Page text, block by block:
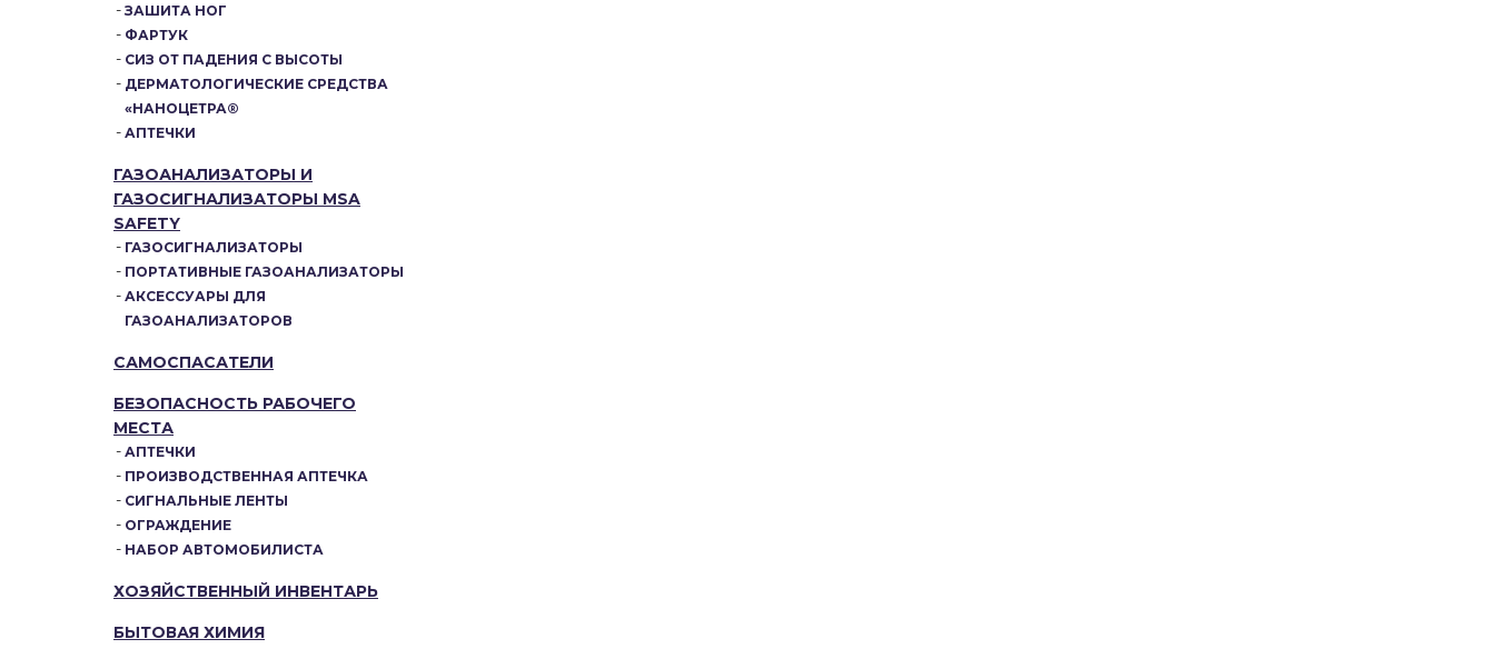
ЗАШИТА НОГ
ФАРТУК
СИЗ ОТ ПАДЕНИЯ С ВЫСОТЫ
ДЕРМАТОЛОГИЧЕСКИЕ СРЕДСТВА
«НАНОЦЕТРА®
АПТЕЧКИ
ГАЗОАНАЛИЗАТОРЫ И
ГАЗОСИГНАЛИЗАТОРЫ MSA
SAFETY
ГАЗОСИГНАЛИЗАТОРЫ
ПОРТАТИВНЫЕ ГАЗОАНАЛИЗАТОРЫ
АКСЕССУАРЫ ДЛЯ
ГАЗОАНАЛИЗАТОРОВ
САМОСПАСАТЕЛИ
БЕЗОПАСНОСТЬ РАБОЧЕГО
МЕСТА
АПТЕЧКИ
ПРОИЗВОДСТВЕННАЯ АПТЕЧКА
СИГНАЛЬНЫЕ ЛЕНТЫ
ОГРАЖДЕНИЕ
НАБОР АВТОМОБИЛИСТА
ХОЗЯЙСТВЕННЫЙ ИНВЕНТАРЬ
БЫТОВАЯ ХИМИЯ